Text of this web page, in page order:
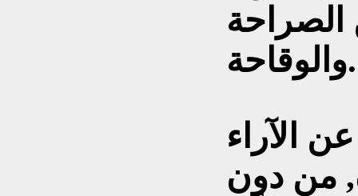
الصراحة
.
الآراء
من دون